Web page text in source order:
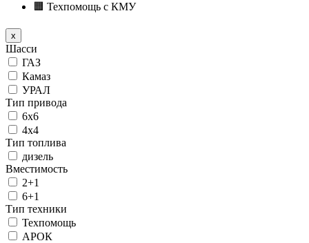
🟧 Техпомощь с КМУ
x
Шасси
ГАЗ
Камаз
УРАЛ
Тип привода
6х6
4х4
Тип топлива
дизель
Вместимость
2+1
6+1
Тип техники
Техпомощь
АРОК